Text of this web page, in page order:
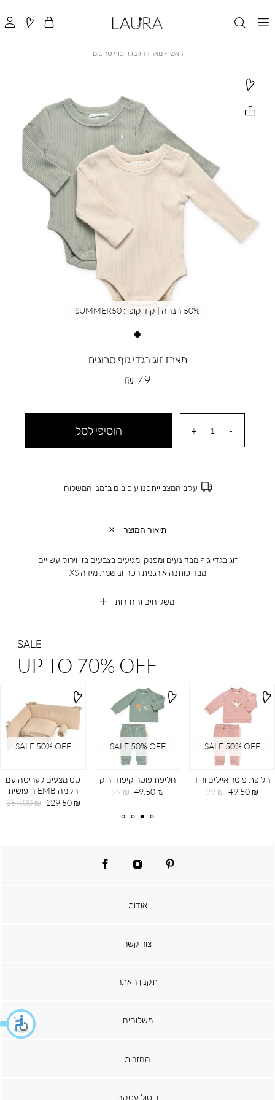
ראשי ראשי
מארז זוג בגדי גוף סרוגים
מארז זוג בגדי גוף סרוגים
מחיר
79 ₪
הוסיפי לסל
עקב המצב ייתכנו עיכובים בזמני המשלוח
תיאור המוצר
משלוחים והחזרות
זוג בגדי גוף מבד נעים ומפנק ,מגיעים בצבעים בז’ וירוק עשויים
מבד כותנה אורגנית רכה ונושמת מידה XS
50% הנחה | קוד קופון: SUMMER50
SALE
UP TO 70% OFF
SALE 50% OFF
סט מצעים לעריסה עם
רקמה EMB חיפושית
מחיר
129.50 ₪
מחיר
259.00 ₪
SALE 50% OFF
חליפת פוטר קיפוד ירוק
מחיר
49.50 ₪
מחיר
99 ₪
SALE 50% OFF
חליפת פוטר איילים ורוד
מחיר
49.50 ₪
מחיר
99 ₪
pinterest
instagram
facebook
אודות
צור קשר
תקנון האתר
משלוחים
החזרות
ביטול עסקה